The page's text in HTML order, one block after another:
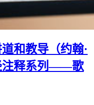
和教导（约翰·
注释系列——歌